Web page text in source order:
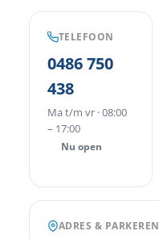
TELEFOON
0486 750
438
Ma t/m vr · 08:00
– 17:00
Nu open
ADRES & PARKEREN